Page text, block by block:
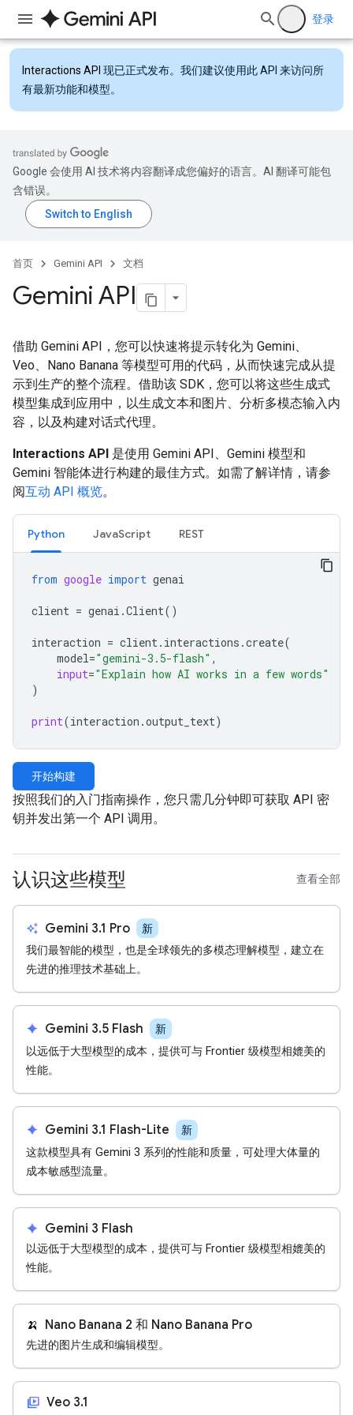
登录
Interactions API 现已正式发布。我们建议使用此 API 来访问所
有最新功能和模型。
Google 会使用 AI 技术将内容翻译成您偏好的语言。AI 翻译可能包
含错误。
首页 Gemini API 文档
Gemini API
借助 Gemini API，您可以快速将提示转化为 Gemini、
Veo、Nano Banana 等模型可用的代码，从而快速完成从提
示到生产的整个流程。借助该 SDK，您可以将这些生成式
模型集成到应用中，以生成文本和图片、分析多模态输入内
容，以及构建对话式代理。
Interactions API 是使用 Gemini API、Gemini 模型和
Gemini 智能体进行构建的最佳方式。如需了解详情，请参
阅互动 API 概览。
Python JavaScript REST
from google import genai
client = genai .Client()
interaction = client. interactions .create(
model="gemini-3.5-flash" ,
input="Explain how AI works in a few words"
)
print(interaction .output_text)
开始构建
按照我们的入门指南操作，您只需几分钟即可获取 API 密
钥并发出第一个 API 调用。
认识这些模型 查看全部
auto_awesome Gemini 3.1 Pro 新
我们最智能的模型，也是全球领先的多模态理解模型，建立在
先进的推理技术基础上。
spark Gemini 3.5 Flash 新
以远低于大型模型的成本，提供可与 Frontier 级模型相媲美的
性能。
spark Gemini 3.1 Flash-Lite 新
这款模型具有 Gemini 3 系列的性能和质量，可处理大体量的
成本敏感型流量。
spark Gemini 3 Flash
以远低于大型模型的成本，提供可与 Frontier 级模型相媲美的
性能。
🍌 Nano Banana 2 和 Nano Banana Pro
先进的图片生成和编辑模型。
video_library Veo 3.1